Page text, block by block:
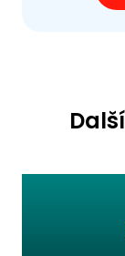
Další